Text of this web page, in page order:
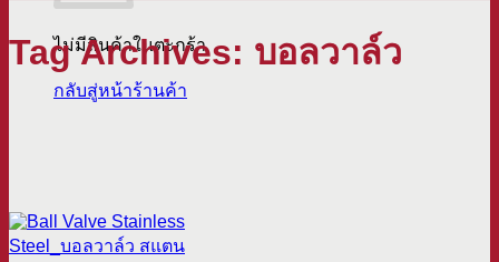
ไม่มีสินค้าในตะกร้า
กลับสู่หน้าร้านค้า
Tag Archives: บอลวาล์ว